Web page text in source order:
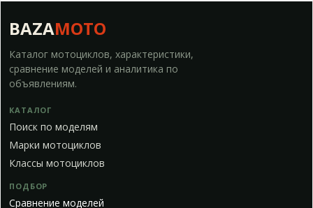
BAZAMOTO
Каталог мотоциклов, характеристики,
сравнение моделей и аналитика по
объявлениям.
КАТАЛОГ
Поиск по моделям
Марки мотоциклов
Классы мотоциклов
ПОДБОР
Сравнение моделей